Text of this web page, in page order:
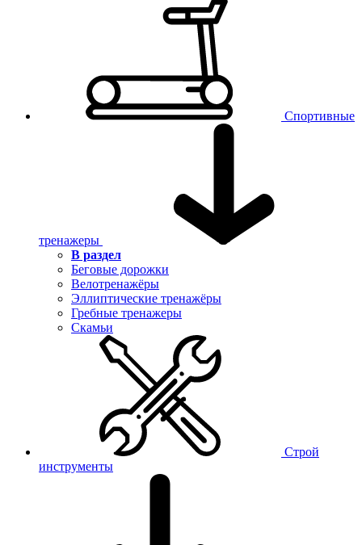
Спортивные
тренажеры
В раздел
Беговые дорожки
Велотренажёры
Эллиптические тренажёры
Гребные тренажеры
Скамьи
Строй
инструменты